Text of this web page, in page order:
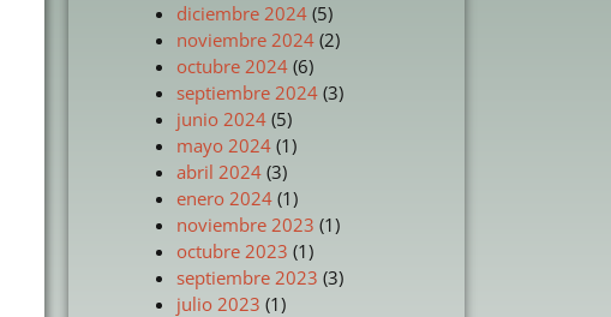
diciembre 2024 (5)
noviembre 2024 (2)
octubre 2024 (6)
septiembre 2024 (3)
junio 2024 (5)
mayo 2024 (1)
abril 2024 (3)
enero 2024 (1)
noviembre 2023 (1)
octubre 2023 (1)
septiembre 2023 (3)
julio 2023 (1)